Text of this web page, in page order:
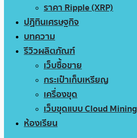
ราคา Ripple (XRP)
ปฏิทินเศรษฐกิจ
บทความ
รีวิวผลิตภัณฑ์
เว็บซื้อขาย
กระเป๋าเก็บเหรียญ
เครื่องขุด
เว็บขุดแบบ Cloud Mining
ห้องเรียน